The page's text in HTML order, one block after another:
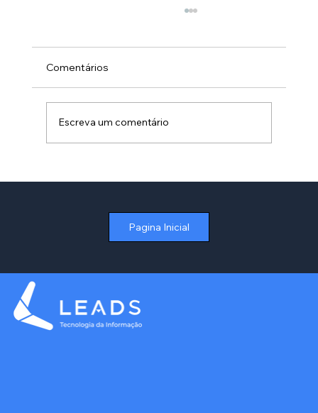
Pagina Inicial
Planilhas
Comentários
Escreva um comentário